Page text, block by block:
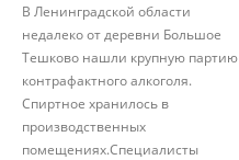
В Ленинградской области
недалеко от деревни Большое
Тешково нашли крупную партию
контрафактного алкоголя.
Спиртное хранилось в
производственных
помещениях.Специалисты